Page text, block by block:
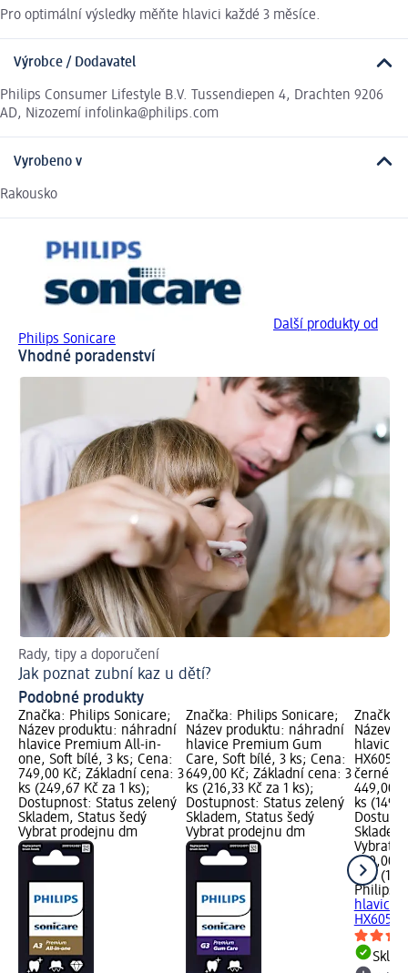
Pro optimální výsledky měňte hlavici každé 3 měsíce.
Výrobce / Dodavatel
Philips Consumer Lifestyle B.V. Tussendiepen 4, Drachten 9206
AD, Nizozemí infolinka@philips.com
Vyrobeno v
Rakousko
Další produkty od
Philips Sonicare
Vhodné poradenství
Rady, tipy a doporučení
Jak poznat zubní kaz u dětí?
Podobné produkty
Značka: Philips Sonicare;
Název produktu: náhradní
hlavice Premium All-in-
one, Soft bílé, 3 ks; Cena:
749,00 Kč; Základní cena: 3
ks (249,67 Kč za 1 ks);
Dostupnost: Status zelený
Skladem, Status šedý
Vybrat prodejnu dm
Značka: Philips Sonicare;
Název produktu: náhradní
hlavice Premium Gum
Care, Soft bílé, 3 ks; Cena:
649,00 Kč; Základní cena: 3
ks (216,33 Kč za 1 ks);
Dostupnost: Status zelený
Skladem, Status šedý
Vybrat prodejnu dm
Značka:
Název
hlavice
černé, 3
449,00
ks
Vybrat
449,00
3 ks
Philips
hlavice